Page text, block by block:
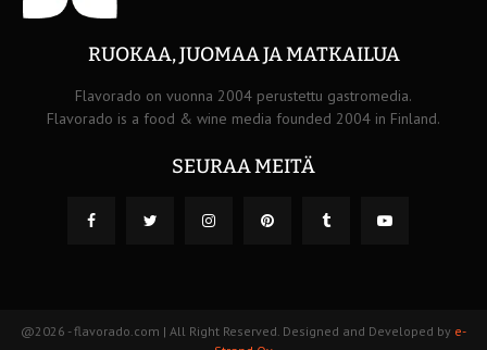
RUOKAA, JUOMAA JA MATKAILUA
Flavorado on vuonna 2004 perustettu gastromedia.
Flavorado is a food & wine media founded 2004 in Finland.
SEURAA MEITÄ
@2026 - flavorado.com | All Right Reserved. Designed and Developed by e-